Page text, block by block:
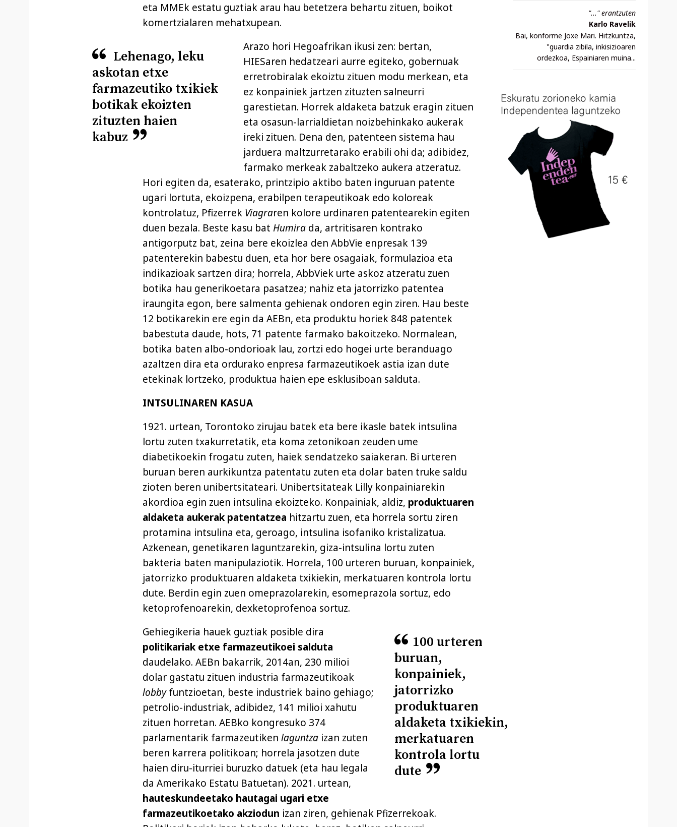
eta MMEk estatu guztiak arau hau betetzera behartu zituen, boikot
komertzialaren mehatxupean.
Lehenago, leku
askotan etxe
farmazeutiko txikiek
botikak ekoizten
zituzten haien
kabuz
Arazo hori Hegoafrikan ikusi zen: bertan,
HIESaren hedatzeari aurre egiteko, gobernuak
erretrobiralak ekoiztu zituen modu merkean, eta
ez konpainiek jartzen zituzten salneurri
garestietan. Horrek aldaketa batzuk eragin zituen
eta osasun-larrialdietan noizbehinkako aukerak
ireki zituen. Dena den, patenteen sistema hau
jarduera maltzurretarako erabili ohi da; adibidez,
farmako merkeak zabaltzeko aukera atzeratuz.
Hori egiten da, esaterako, printzipio aktibo baten inguruan patente
ugari lortuta, ekoizpena, erabilpen terapeutikoak edo koloreak
kontrolatuz, Pfizerrek Viagraren kolore urdinaren patentearekin egiten
duen bezala. Beste kasu bat Humira da, artritisaren kontrako
antigorputz bat, zeina bere ekoizlea den AbbVie enpresak 139
patenterekin babestu duen, eta hor bere osagaiak, formulazioa eta
indikazioak sartzen dira; horrela, AbbViek urte askoz atzeratu zuen
botika hau generikoetara pasatzea; nahiz eta jatorrizko patentea
iraungita egon, bere salmenta gehienak ondoren egin ziren. Hau beste
12 botikarekin ere egin da AEBn, eta produktu horiek 848 patentek
babestuta daude, hots, 71 patente farmako bakoitzeko. Normalean,
botika baten albo-ondorioak lau, zortzi edo hogei urte beranduago
azaltzen dira eta ordurako enpresa farmazeutikoek astia izan dute
etekinak lortzeko, produktua haien epe esklusiboan salduta.
INTSULINAREN KASUA
1921. urtean, Torontoko zirujau batek eta bere ikasle batek intsulina
lortu zuten txakurretatik, eta koma zetonikoan zeuden ume
diabetikoekin frogatu zuten, haiek sendatzeko saiakeran. Bi urteren
buruan beren aurkikuntza patentatu zuten eta dolar baten truke saldu
zioten beren unibertsitateari. Unibertsitateak Lilly konpainiarekin
akordioa egin zuen intsulina ekoizteko. Konpainiak, aldiz, produktuaren
aldaketa aukerak patentatzea hitzartu zuen, eta horrela sortu ziren
protamina intsulina eta, geroago, intsulina isofaniko kristalizatua.
Azkenean, genetikaren laguntzarekin, giza-intsulina lortu zuten
bakteria baten manipulaziotik. Horrela, 100 urteren buruan, konpainiek,
jatorrizko produktuaren aldaketa txikiekin, merkatuaren kontrola lortu
dute. Berdin egin zuen omeprazolarekin, esomeprazola sortuz, edo
ketoprofenoarekin, dexketoprofenoa sortuz.
100 urteren
buruan,
konpainiek,
jatorrizko
produktuaren
aldaketa txikiekin,
merkatuaren
kontrola lortu
dute
Gehiegikeria hauek guztiak posible dira
politikariak etxe farmazeutikoei salduta
daudelako. AEBn bakarrik, 2014an, 230 milioi
dolar gastatu zituen industria farmazeutikoak
lobbyfuntzioetan, beste industriek baino gehiago;
petrolio-industriak, adibidez, 141 milioi xahutu
zituen horretan. AEBko kongresuko 374
parlamentarik farmazeutiken laguntza izan zuten
beren karrera politikoan; horrela jasotzen dute
haien diru-iturriei buruzko datuek (eta hau legala
da Amerikako Estatu Batuetan). 2021. urtean,
hauteskundeetako hautagai ugari etxe
farmazeutikoetako akziodun izan ziren, gehienak Pfizerrekoak.
"..." erantzuten
Karlo Ravelik
Bai, konforme Joxe Mari. Hitzkuntza,
"guardia zibila, inkisizioaren
ordezkoa, Espainiaren muina...